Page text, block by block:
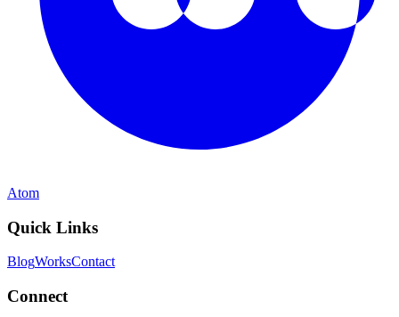
Atom
Quick Links
BlogWorksContact
Connect